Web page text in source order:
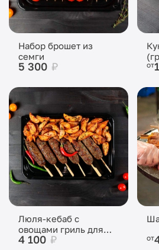
Набор брошет из
семги
5 300 ₽ от
Люля-кебаб с
овощами гриль для
фуршета
4 100 ₽ от